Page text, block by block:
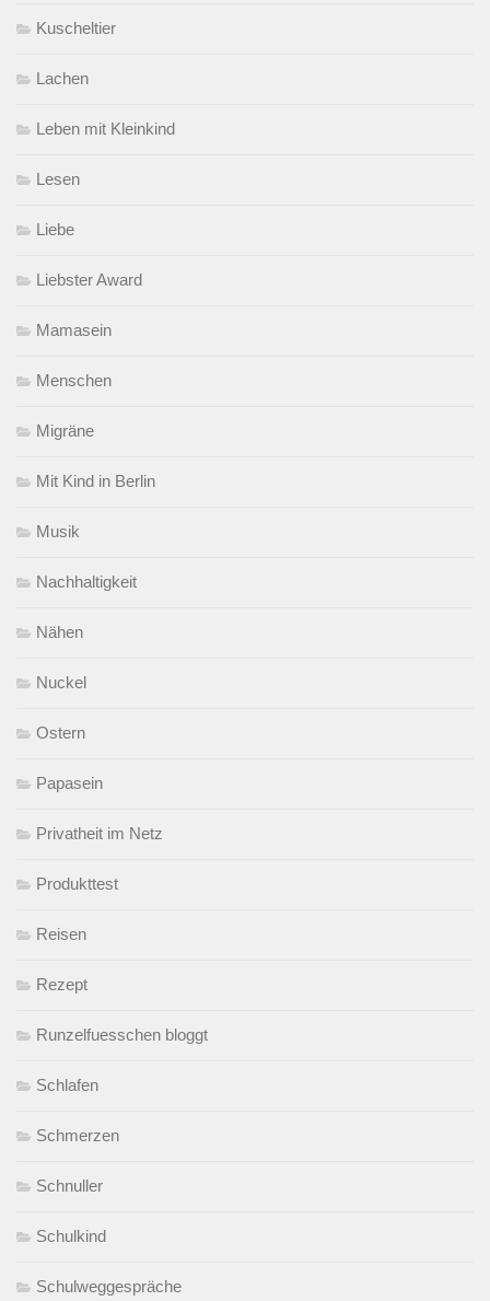
Kuscheltier
Lachen
Leben mit Kleinkind
Lesen
Liebe
Liebster Award
Mamasein
Menschen
Migräne
Mit Kind in Berlin
Musik
Nachhaltigkeit
Nähen
Nuckel
Ostern
Papasein
Privatheit im Netz
Produkttest
Reisen
Rezept
Runzelfuesschen bloggt
Schlafen
Schmerzen
Schnuller
Schulkind
Schulweggespräche